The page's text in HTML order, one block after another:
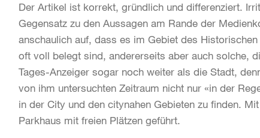
Der Artikel ist korrekt, gründlich und differenziert.
Gegensatz zu den Aussagen am Rande der
anschaulich auf, dass es im Gebiet des
oft voll belegt sind, andererseits aber auch solche,
Tages-Anzeiger sogar noch weiter als die Stadt,
von ihm untersuchten Zeitraum nicht nur «in der
in der City und den citynahen Gebieten zu finden.
Parkhaus mit freien Plätzen geführt.